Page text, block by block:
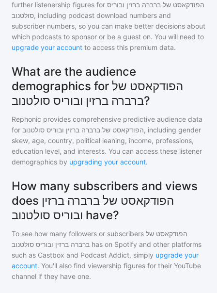
further listenership figures for הפודקאסט של ברברה ברזין ובוריס
סולטנוב, including podcast download numbers and
subscriber numbers, so you can make better decisions about
which podcasts to sponsor or be a guest on. You will need to
upgrade your account to access this premium data.
What are the audience
demographics for הפודקאסט של
ברברה ברזין ובוריס סולטנוב?
Rephonic provides comprehensive predictive audience data
for הפודקאסט של ברברה ברזין ובוריס סולטנוב, including gender
skew, age, country, political leaning, income, professions,
education level, and interests. You can access these listener
demographics by upgrading your account.
How many subscribers and views
does הפודקאסט של ברברה ברזין
ובוריס סולטנוב have?
To see how many followers or subscribers הפודקאסט של
ברברה ברזין ובוריס סולטנוב has on Spotify and other platforms
such as Castbox and Podcast Addict, simply upgrade your
account. You'll also find viewership figures for their YouTube
channel if they have one.